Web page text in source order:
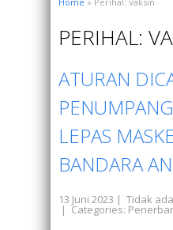
PERIHAL:
ATURAN
LEPAS
BANDARA
13 Juni 2023 | Tidak
| Categories: